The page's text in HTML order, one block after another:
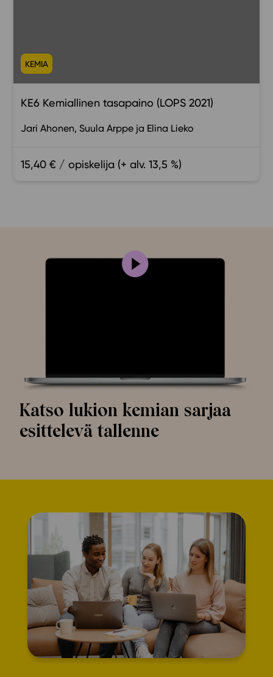
KEMIA
KE6 Kemiallinen tasapaino (LOPS 2021)
Jari Ahonen Suula Arppe Elina Lieko
15,40 € / opiskelija (+ alv. 13,5 %)
Katso lukion kemian sarjaa
esittelevä tallenne